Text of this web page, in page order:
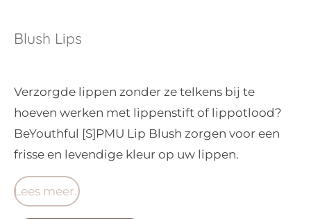
Blush Lips
Verzorgde lippen zonder ze telkens bij te
hoeven werken met lippenstift of lippotlood?
BeYouthful [S]PMU Lip Blush zorgen voor een
frisse en levendige kleur op uw lippen.
Lees meer..